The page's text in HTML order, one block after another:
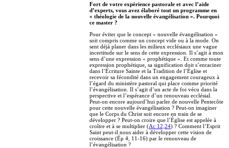
Fort de votre expèrience pastorale et avec l’aide
d’experts, vous avez élaboré tout un programme en
« théologie de la nouvelle évangélisation ». Pourquoi
ce master ?
Pour éviter que le concept « nouvelle évangélisation »
soit compris comme un concept vide ou à la mode. On
sent déjà planer dans les milieux ecclésiaux une vague
incertitude sur le sens de cette expression. Il s’agit à mon
sens d’une expression « prophétique ». Et comme toute
expression prophétique, sa signification doit s’enraciner
dans l’Écriture Sainte et la Tradition de l’Église et
recevoir sa fécondité dans un engagement courageux à
l’égard du ministère pastoral qui place comme priorité
l’évangélisation. Il s’agit d’un acte de foi vécu dans la
perspective et l’espérance d’un renouveau ecclésial.
Peut-on encore aujourd’hui parler de nouvelle Pentecôte
pour cette nouvelle évangélisation ? Peut-on imaginer
que le Corps du Christ soit encore en train de se
développer ? Peut-on croire que l’Église est appelée à
croître et à se multiplier (Ac 12,24) ? Comment l’Esprit
Saint peut-il nous aider à développer cette vision de
croissance (Ép 4, 11-16) par le renouveau de
l’évangélisation ?